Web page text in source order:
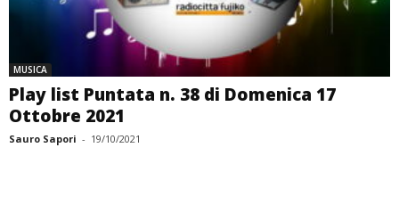
MUSICA
Play list Puntata n. 38 di Domenica 17
Ottobre 2021
Sauro Sapori - 19/10/2021